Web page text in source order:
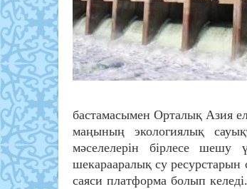
бастамасымен Орталық Азия
маңының экологиялық
мәселелерін бірлесе
шекарааралық су ресурстарын
саяси платформа болып